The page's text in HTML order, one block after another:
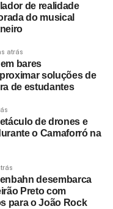
de realidade
do musical
atrás
bares
soluções de
de estudantes
de drones e
o Camaforró na
desembarca
Preto com
para o João Rock